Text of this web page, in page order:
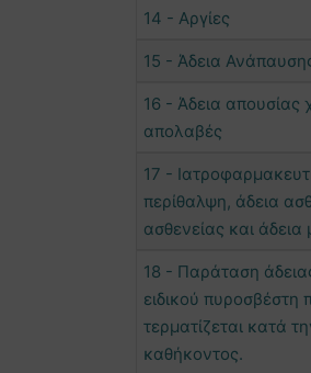
14 - Αργίες
15 - Άδεια
16 - Άδεια απουσίας
απολαβές
17 -
περίθαλψη, άδεια
ασθενείας και άδεια
18 - Παράταση
ειδικού πυροσβέστη
τερματίζεται κατά
καθήκοντος.